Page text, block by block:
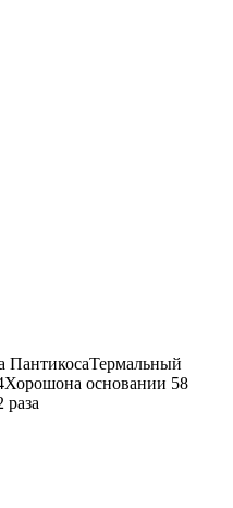
ПантикосаТермальный
основании 58
раза